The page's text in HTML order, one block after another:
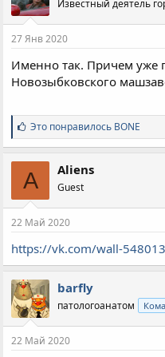
Известный деятель
27 Янв 2020
Именно так. Причем уже
Новозыбковского
С
и
м
п
а
т
и
:
Это понравилось BONE
A Aliens
Guest
22 Май 2020
https://vk.com/wall-
barfly
патологоанатом
22 Май 2020